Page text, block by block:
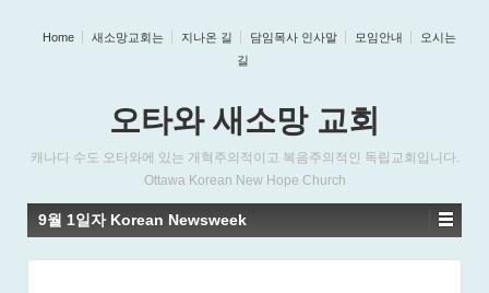
Home 새소망교회는 지나온 길 담임목사 인사말 모임안내
오시는
길
오타와 새소망 교회
캐나다 수도 오타와에 있는 개혁주의적이고 복음주의적인 독립교회입니다.
Ottawa Korean New Hope Church
9월 1일자 Korean Newsweek